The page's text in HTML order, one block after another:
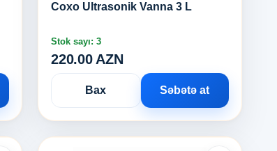
Coxo Ultrasonik Vanna 3 L
Stok sayı: 3
220.00 AZN
Bax Səbətə at